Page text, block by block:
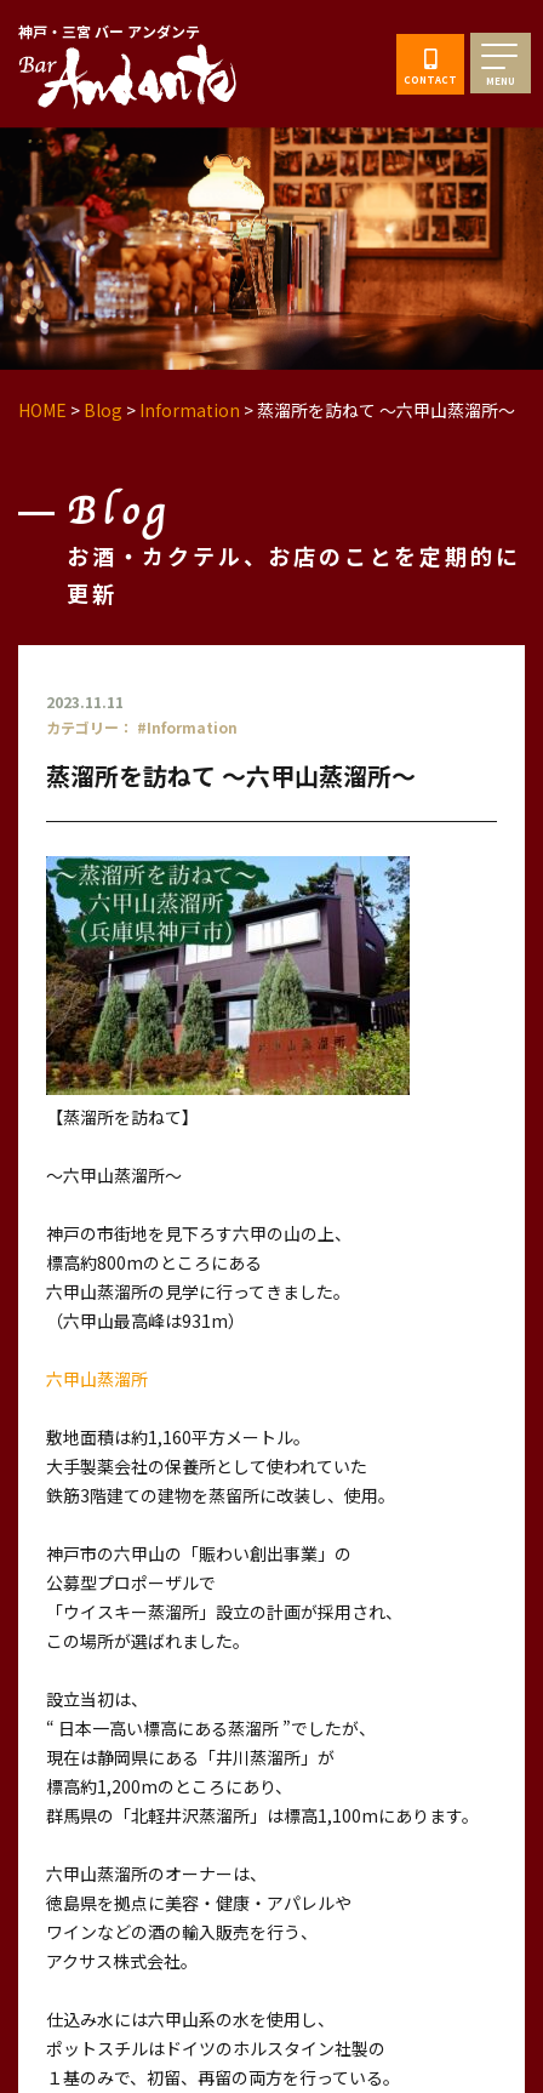
神戸・三宮 バー アンダンテ
CONTACT MENU
HOME > Blog > Information >蒸溜所を訪ねて 〜六甲山蒸溜所〜
Blog
お酒・カクテル、お店のことを定期的に
更新
2023.11.11
カテゴリー： #Information
蒸溜所を訪ねて 〜六甲山蒸溜所〜
【蒸溜所を訪ねて】
〜六甲山蒸溜所〜
神戸の市街地を見下ろす六甲の山の上、
標高約800mのところにある
六甲山蒸溜所の見学に行ってきました。
（六甲山最高峰は931m）
六甲山蒸溜所
敷地面積は約1,160平方メートル。
大手製薬会社の保養所として使われていた
鉄筋3階建ての建物を蒸留所に改装し、使用。
神戸市の六甲山の「賑わい創出事業」の
公募型プロポーザルで
「ウイスキー蒸溜所」設立の計画が採用され、
この場所が選ばれました。
設立当初は、
“ 日本一高い標高にある蒸溜所 ”でしたが、
現在は静岡県にある「井川蒸溜所」が
標高約1,200mのところにあり、
群馬県の「北軽井沢蒸溜所」は標高1,100mにあります。
六甲山蒸溜所のオーナーは、
徳島県を拠点に美容・健康・アパレルや
ワインなどの酒の輸入販売を行う、
アクサス株式会社。
仕込み水には六甲山系の水を使用し、
ポットスチルはドイツのホルスタイン社製の
１基のみで、初留、再留の両方を行っている。